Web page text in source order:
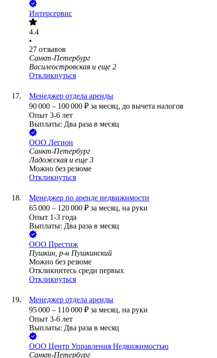
Интерсервис
4.4
•
27 отзывов
Санкт-Петербург
Василеостровская и еще 2
Откликнуться
Менеджер отдела аренды
90 000 – 100 000 ₽ за месяц, до вычета налогов
Опыт 3-6 лет
Выплаты: Два раза в месяц
ООО Легион
Санкт-Петербург
Ладожская и еще 3
Можно без резюме
Откликнуться
Менеджер по аренде недвижимости
65 000 – 120 000 ₽ за месяц, на руки
Опыт 1-3 года
Выплаты: Два раза в месяц
ООО Престиж
Пушкин, р-н Пушкинский
Можно без резюме
Откликнитесь среди первых
Откликнуться
Менеджер отдела аренды
95 000 – 110 000 ₽ за месяц, на руки
Опыт 3-6 лет
Выплаты: Два раза в месяц
ООО Центр Управления Недвижимостью
Санкт-Петербург